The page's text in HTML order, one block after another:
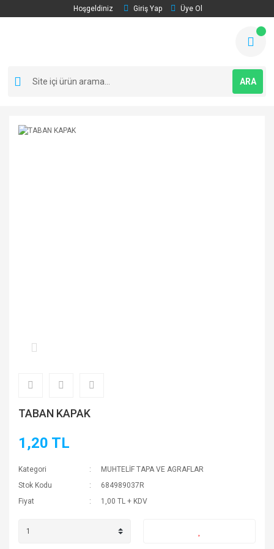
Hoşgeldiniz Giriş Yap Üye Ol
ARA
TABAN KAPAK
1,20 TL
Kategori
MUHTELİF TAPA VE AGRAFLAR
Stok Kodu
684989037R
Fiyat
1,00 TL + KDV